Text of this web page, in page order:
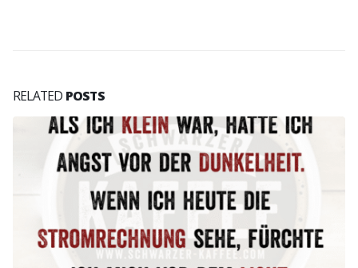
RELATED POSTS